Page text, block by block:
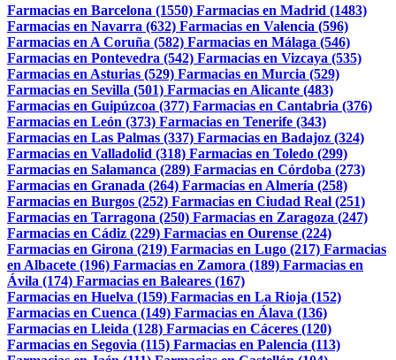
Farmacias en Barcelona (1550) Farmacias en Madrid (1483)
Farmacias en Navarra (632) Farmacias en Valencia (596)
Farmacias en A Coruña (582) Farmacias en Málaga (546)
Farmacias en Pontevedra (542) Farmacias en Vizcaya (535)
Farmacias en Asturias (529) Farmacias en Murcia (529)
Farmacias en Sevilla (501) Farmacias en Alicante (483)
Farmacias en Guipúzcoa (377) Farmacias en Cantabria (376)
Farmacias en León (373) Farmacias en Tenerife (343)
Farmacias en Las Palmas (337) Farmacias en Badajoz (324)
Farmacias en Valladolid (318) Farmacias en Toledo (299)
Farmacias en Salamanca (289) Farmacias en Córdoba (273)
Farmacias en Granada (264) Farmacias en Almería (258)
Farmacias en Burgos (252) Farmacias en Ciudad Real (251)
Farmacias en Tarragona (250) Farmacias en Zaragoza (247)
Farmacias en Cádiz (229) Farmacias en Ourense (224)
Farmacias en Girona (219) Farmacias en Lugo (217) Farmacias
en Albacete (196) Farmacias en Zamora (189) Farmacias en
Ávila (174) Farmacias en Baleares (167)
Farmacias en Huelva (159) Farmacias en La Rioja (152)
Farmacias en Cuenca (149) Farmacias en Álava (136)
Farmacias en Lleida (128) Farmacias en Cáceres (120)
Farmacias en Segovia (115) Farmacias en Palencia (113)